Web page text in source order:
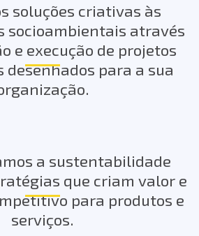
soluções criativas às
socioambientais através
e execução de projetos
para a sua
a sustentabilidade
que criam valor e
para produtos e
serviços.